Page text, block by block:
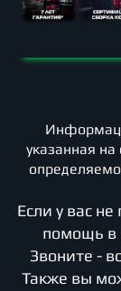
указанная
Если у вас
помощь в
Звоните -
Также вы